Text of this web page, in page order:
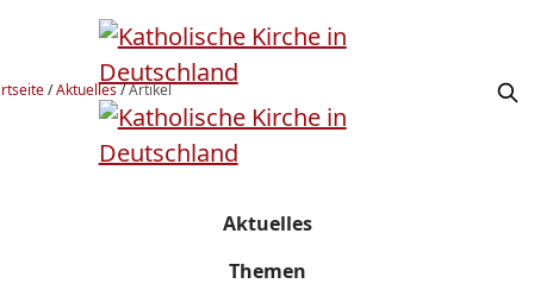
/Aktuelles/Artikel
Aktuelles
Themen